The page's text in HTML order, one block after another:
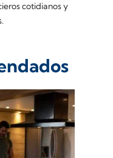
cotidianos y